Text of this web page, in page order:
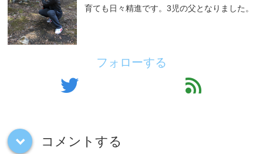
育ても日々精進です。3児の父となりました。
フォローする
twitter feed
down コメントする